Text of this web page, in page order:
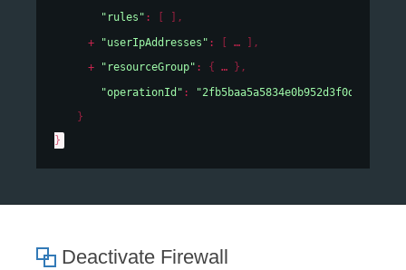
"rules" :
,
"userIpAddresses" : [ ] ,
"resourceGroup" : { } ,
"operationId" :
}
}
Deactivate Firewall